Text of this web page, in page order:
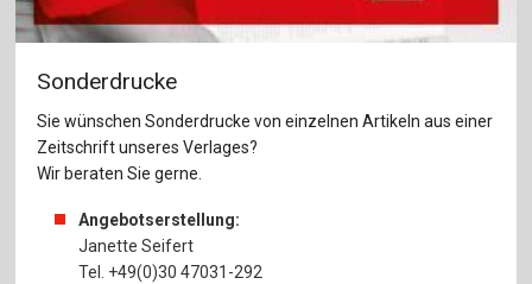
Sonderdrucke
Sie wünschen Sonderdrucke von einzelnen Artikeln aus einer
Zeitschrift unseres Verlages?
Wir beraten Sie gerne.
Angebotserstellung:
Janette Seifert
Tel. +49(0)30 47031-292